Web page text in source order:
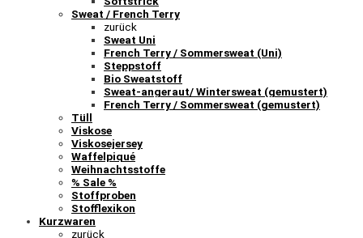
Sweat / French Terry
zurück
Sweat Uni
French Terry / Sommersweat (Uni)
Steppstoff
Bio Sweatstoff
Sweat-angeraut/ Wintersweat (gemustert)
French Terry / Sommersweat (gemustert)
Tüll
Viskose
Viskosejersey
Waffelpiqué
Weihnachtsstoffe
% Sale %
Stoffproben
Stofflexikon
Kurzwaren
zurück